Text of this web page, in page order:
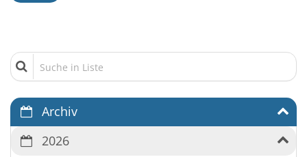
Suche in Liste
Archiv
2026